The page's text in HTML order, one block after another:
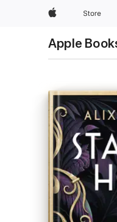
Apple Store
Apple